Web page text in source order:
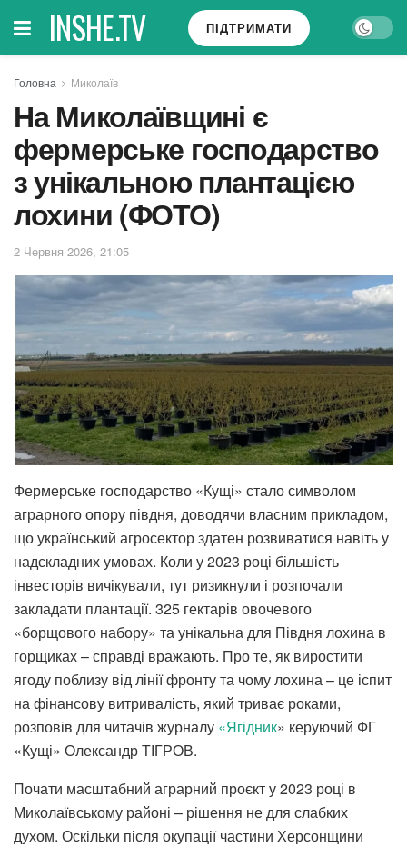
INSHE.TV ПІДТРИМАТИ
Головна Миколаїв
На Миколаївщині є
фермерське господарство
з унікальною плантацією
лохини (ФОТО)
2 Червня 2026, 21:05
Фермерське господарство «Кущі» стало символом
аграрного опору півдня, доводячи власним прикладом,
що український агросектор здатен розвиватися навіть у
надскладних умовах. Коли у 2023 році більшість
інвесторів вичікували, тут ризикнули і розпочали
закладати плантації. 325 гектарів овочевого
«борщового набору» та унікальна для Півдня лохина в
горщиках – справді вражають. Про те, як виростити
ягоду поблизу від лінії фронту та чому лохина – це іспит
на фінансову витривалість, який триває роками,
розповів для читачів журналу «Ягідник» керуючий ФГ
«Кущі» Олександр ТІГРОВ.
Почати масштабний аграрний проєкт у 2023 році в
Миколаївському районі – рішення не для слабких
духом. Оскільки після окупації частини Херсонщини